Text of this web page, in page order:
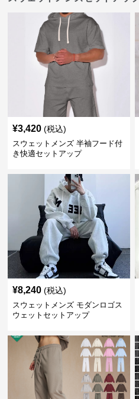
¥3,420 (税込)
スウェットメンズ 半袖フード付
き快適セットアップ
¥8,240 (税込)
スウェットメンズ モダンロゴス
ウェットセットアップ